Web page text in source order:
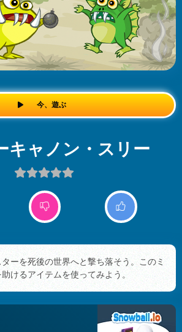
今、遊ぶ
ーキャノン・スリー
ーを死後の世界へと撃ち落そう。このミ
けるアイテムを使ってみよう。